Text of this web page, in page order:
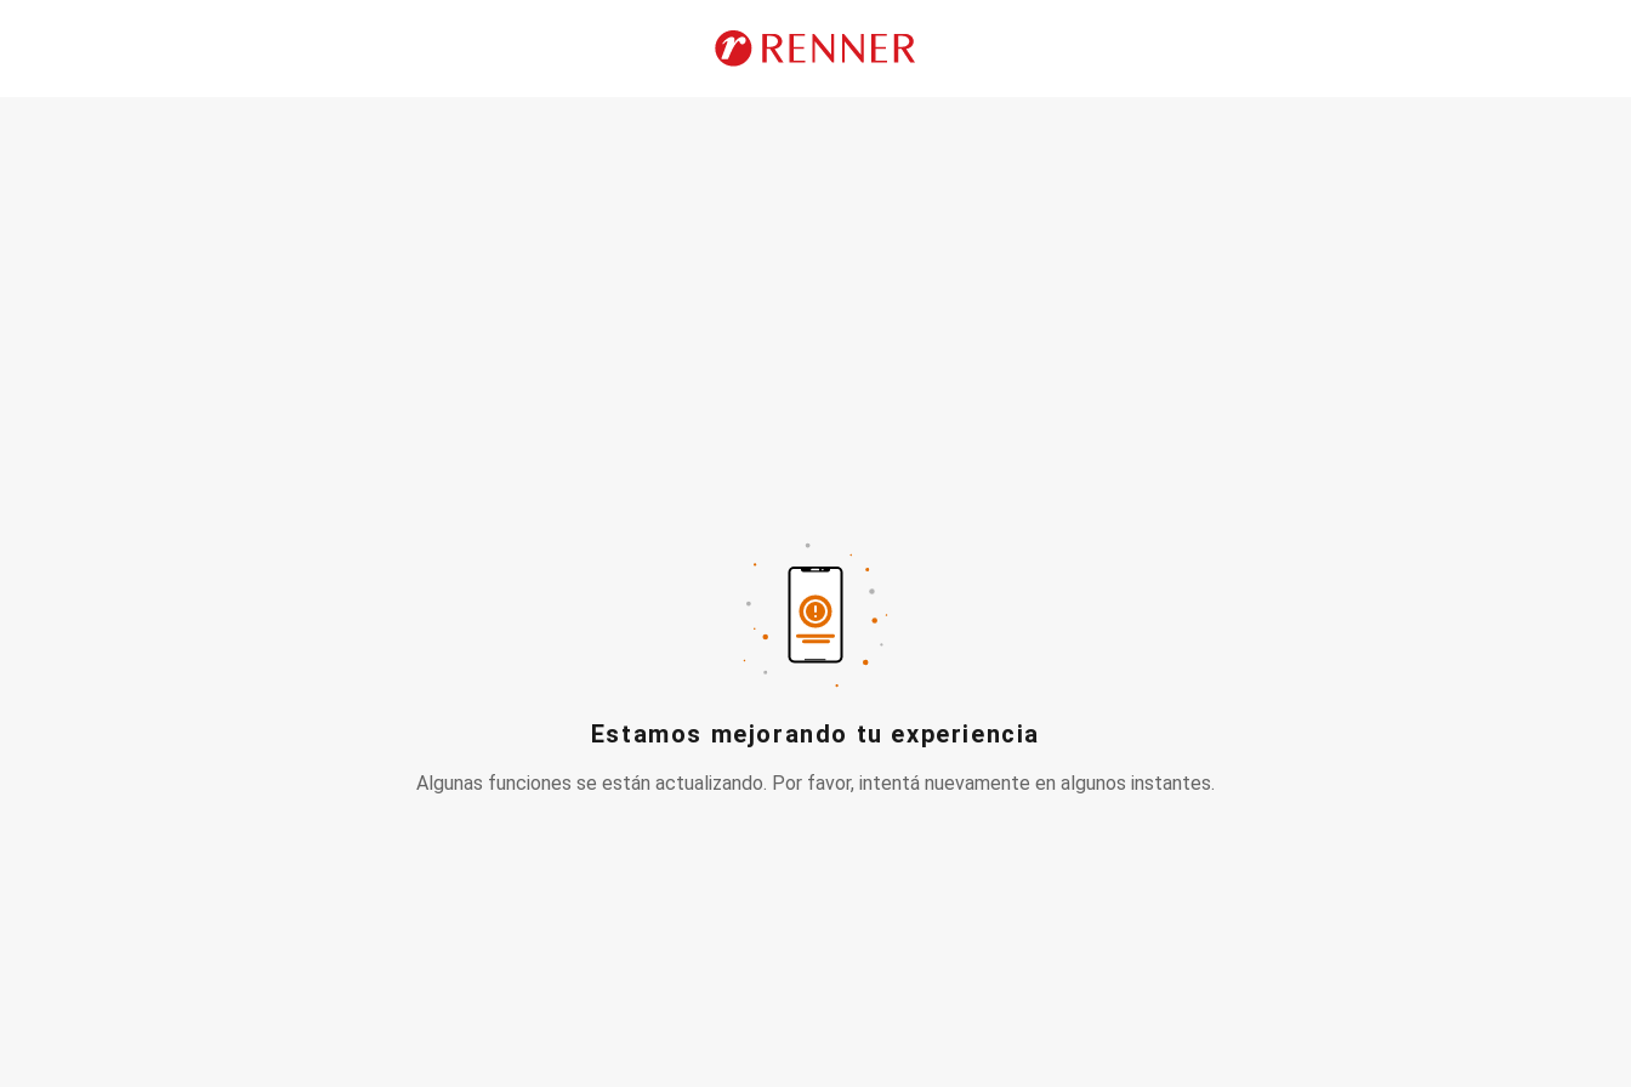
Estamos mejorando tu experiencia
Algunas funciones se están actualizando. Por favor, intentá nuevamente en algunos instantes.